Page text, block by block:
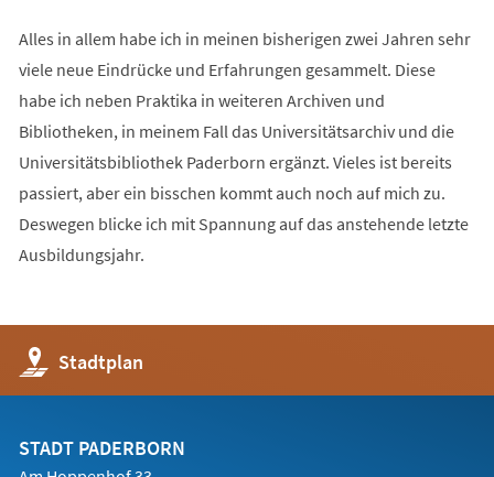
Alles in allem habe ich in meinen bisherigen zwei Jahren sehr
viele neue Eindrücke und Erfahrungen gesammelt. Diese
habe ich neben Praktika in weiteren Archiven und
Bibliotheken, in meinem Fall das Universitätsarchiv und die
Universitätsbibliothek Paderborn ergänzt. Vieles ist bereits
passiert, aber ein bisschen kommt auch noch auf mich zu.
Deswegen blicke ich mit Spannung auf das anstehende letzte
Ausbildungsjahr.
Stadtplan
(Öffnet
in
einem
Tab)
STADT PADERBORN